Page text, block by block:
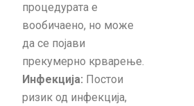
процедурата е
вообичаено, но може
да се појави
прекумерно крварење.
Инфекција: Постои
ризик од инфекција,